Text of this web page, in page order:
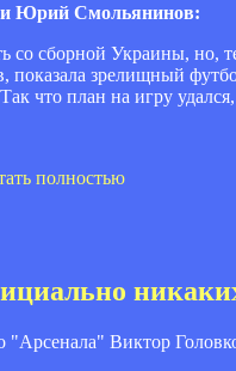
Юрий Смольянинов:
со сборной Украины, но,
показала зрелищный
что план на игру
полностью
"Арсенала" Виктор